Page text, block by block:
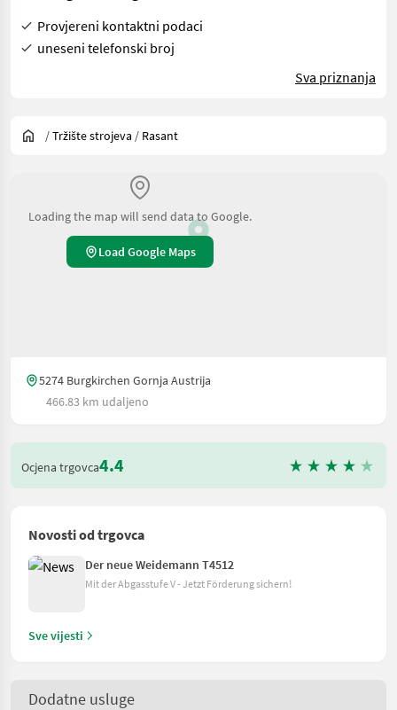
Provjereni kontaktni podaci
uneseni telefonski broj
Sva priznanja
/Tržište strojeva / Rasant
Loading the map will send data to Google.
Load Google Maps
5274 Burgkirchen Gornja Austrija
466.83 km udaljeno
Ocjena trgovca4.4
Novosti od trgovca
Der neue Weidemann T4512
Mit der Abgasstufe V - Jetzt Förderung sichern!
Sve vijesti
Dodatne usluge